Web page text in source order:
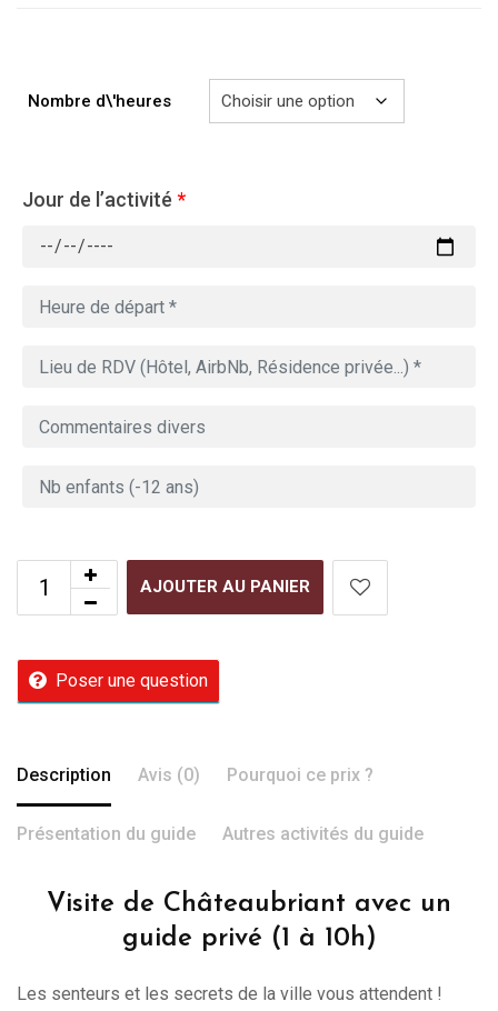
Nombre d\'heures
Jour de l’activité *
AJOUTER AU PANIER
Poser une question
Description Avis (0) Pourquoi ce prix ?
Présentation du guide Autres activités du guide
Visite de Châteaubriant avec un
guide privé (1 à 10h)
Les senteurs et les secrets de la ville vous attendent !